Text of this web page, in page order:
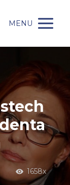
MENU
1658x